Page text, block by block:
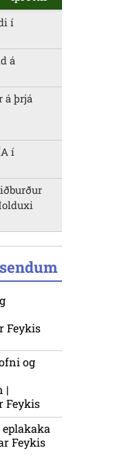
í
á
á þrjá
í
Feykis
og
|
Feykis
eplakaka
Feykis